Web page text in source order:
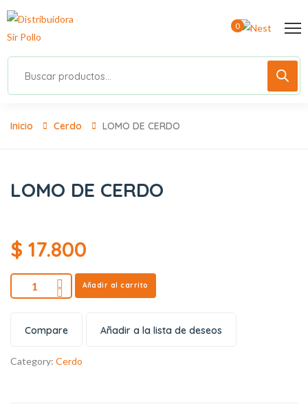
0
Inicio Cerdo LOMO DE CERDO
LOMO DE CERDO
$ 17.800
Añadir al carrito
Compare Añadir a la lista de deseos
Category: Cerdo